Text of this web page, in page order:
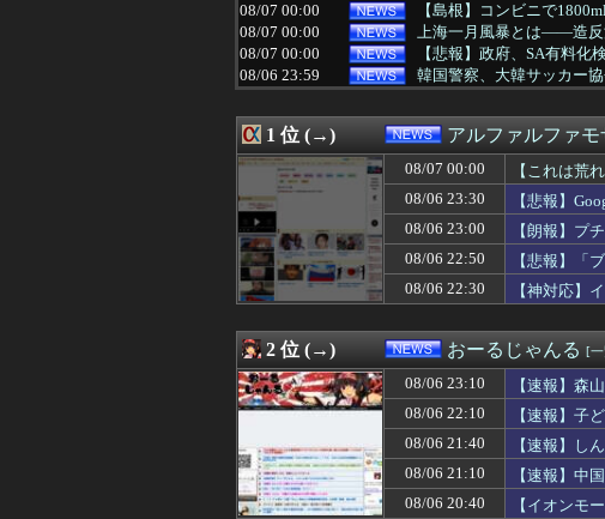
08/07 00:00
【島根】コンビニで
08/07 00:00
上海一月風暴とは——造反
08/07 00:00
【悲報】政府、SA有料
08/06 23:59
韓国警察、大韓サッカー
08/06 23:55
中国外務省、広島原爆投
08/06 23:51
【AI】中国DeepSeek、
08/06 23:40
be
08/06 23:38
【速報】れいわ新選組、
08/06 23:30
【悲報】Google、Gemini
08/06 23:29
中国製ルーター20機種に
08/06 23:18
【相場】ドル円、上抜け
08/06 23:12
【衝撃】藤原紀香＆のの
08/06 23:10
クマが害獣扱いされる風
08/06 23:08
【悲報】玉川徹さん、8
08/06 23:05
【悲報】トランプ肝入り
08/06 23:02
「キム兄」こと木村祐一
08/06 23:01
パヨク「アジア人民、中
日本、警察の威嚇射撃に
【朗報】プチプチで有名
08/06 23:00
積水ハウス「地面師に55
08/06 23:00
家計資産の株比率､バブ
08/06 23:00
不動産ファンド「みんな
1 位 (→) アルファルファ
08/07 00:00
【これは荒
08/06 23:30
【悲報】
08/06 23:00
【朗報】プ
08/06 22:50
【悲報】「
08/06 22:30
【神対応】
2 位 (→) おーるじゃんる [
08/06 23:10
【速報】森
08/06 22:10
【速報】子
08/06 21:40
【速報】し
訴「厳重な
08/06 21:10
【速報】中
08/06 20:40
【イオンモ